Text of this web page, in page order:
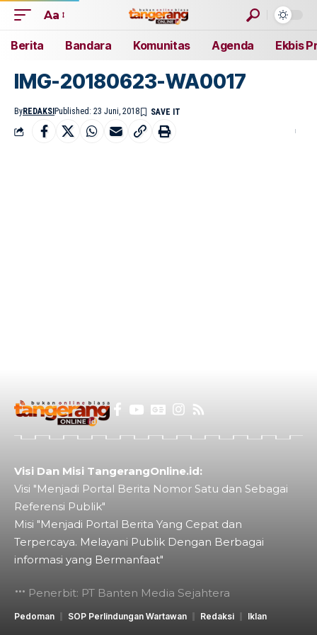
Aa
Berita Bandara Komunitas Agenda Ekbis
IMG-20180623-WA0017
ByREDAKSI Published: 23 Juni, 2018
Visi Dan Misi TangerangOnline.id:
Visi "Menjadi Portal Berita Nomor Satu dan Sebagai
Referensi Publik"
Misi "Menjadi Portal Berita Yang Cepat dan
Terpercaya. Melayani Publik Dengan Berbagai
informasi yang Bermanfaat"
Penerbit: PT Banten Media Sejahtera
Pedoman SOP Perlindungan Wartawan Redaksi Iklan